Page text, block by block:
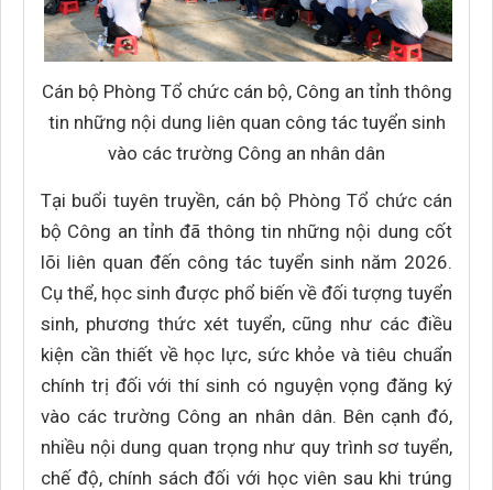
Cán bộ Phòng Tổ chức cán bộ, Công an tỉnh thông
tin những nội dung liên quan công tác tuyển sinh
vào các trường Công an nhân dân
Tại buổi tuyên truyền, cán bộ Phòng Tổ chức cán
bộ Công an tỉnh đã thông tin những nội dung cốt
lõi liên quan đến công tác tuyển sinh năm 2026.
Cụ thể, học sinh được phổ biến về đối tượng tuyển
sinh, phương thức xét tuyển, cũng như các điều
kiện cần thiết về học lực, sức khỏe và tiêu chuẩn
chính trị đối với thí sinh có nguyện vọng đăng ký
vào các trường Công an nhân dân. Bên cạnh đó,
nhiều nội dung quan trọng như quy trình sơ tuyển,
chế độ, chính sách đối với học viên sau khi trúng